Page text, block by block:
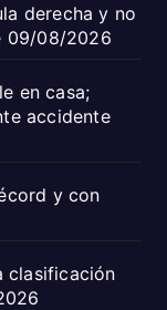
derecha y no
09/08/2026
en casa;
accidente
y con
clasificación